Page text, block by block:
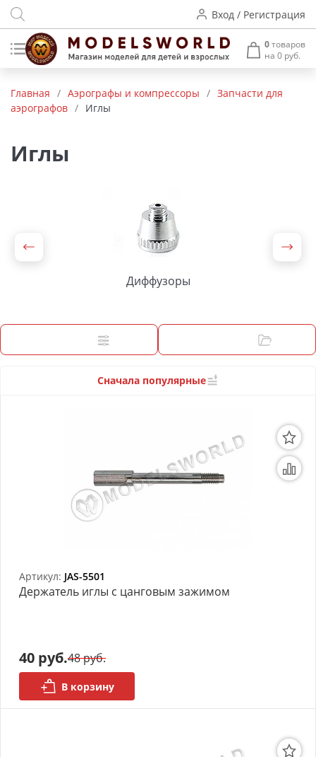
Вход / Регистрация
0товаров
на 0 руб.
Деревянные модели
Пластиковые модели
Архитектурные макеты
Модели из бумаги
Аэрографы и компрессоры
Литература для моделиста
Готовые модели
Товары для школы
Органайзеры
Полки под краску
Главная / Аэрографы и компрессоры / Запчасти для
аэрографов / Иглы
Иглы
Диффузоры
Сначала популярные
Артикул: JAS-5501
Держатель иглы с цанговым зажимом
40 руб.48 руб.
В корзину